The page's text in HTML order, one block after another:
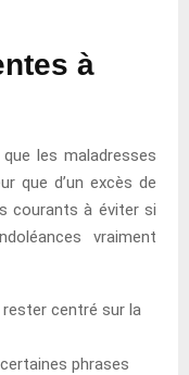
à
les maladresses
que d’un excès de
courants à éviter si
vraiment
centré sur la
phrases